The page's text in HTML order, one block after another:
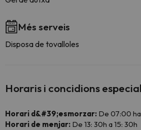
Més serveis
Disposa de tovalloles
Horaris i concidions
Horari d&#39;esmorzar: De 07:00
Horari de menjar: De 13: 30h a 15: 30h